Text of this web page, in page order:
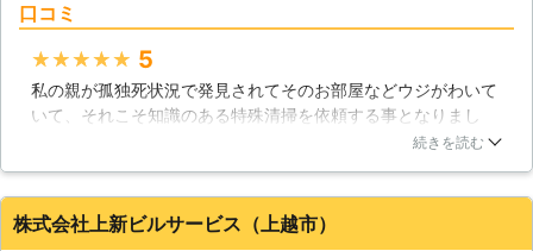
可が必要な場合許可取りもおこないま
す。 ※対応エリア・加盟店・現場状況
により、事前にお客様にご確認したう
えで調査・見積りに費用をいただく場
合がございます。
お部屋の状態】 近隣住民の方々や住
宅の管理者が隣人または親族の方は、
関係者が孤独死してしまったとしても
気付くのに数日または数か月かかる場
合があるでしょう。死後放置された遺
体は腐敗が進み、異臭が漂う様になっ
口コミ
★★★★★ 5
私の親が孤独死状況で発見されてそのお部屋などウジがわいて
いて、それこそ知識のある特殊清掃を依頼する事となりまし
た。価格の面もとても良心的であり、こちらの業者を依頼して
もらう事となりました。こうした業者もとても大変な仕事であ
り、業者もかなり高額な金額となります。良心的なコストでと
続きを読む
株式会社上新ビルサービス（上越市）